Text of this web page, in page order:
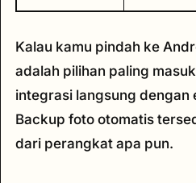
Kalau kamu pindah ke
adalah pilihan paling
integrasi langsung dengan
Backup foto otomatis
dari perangkat apa pun.